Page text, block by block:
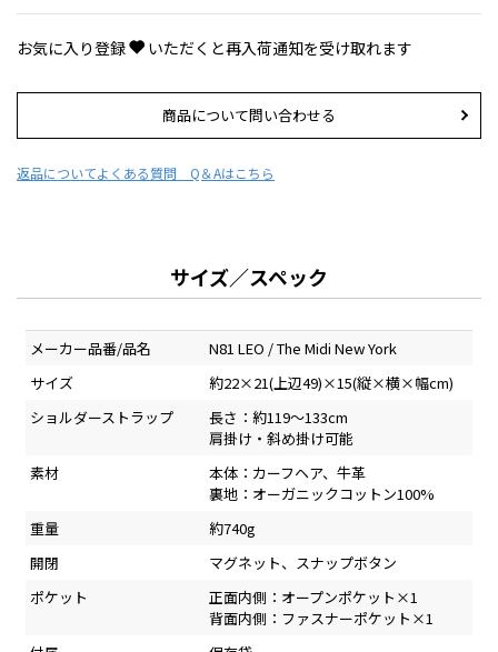
お気に入り登録 いただくと再入荷通知を受け取れます
商品について問い合わせる
返品についてよくある質問 Q＆Aはこちら
サイズ／スペック
メーカー品番/品名
N81 LEO / The Midi New York
サイズ
約22×21(上辺49)×15(縦×横×幅cm)
ショルダーストラップ
長さ：約119～133cm
肩掛け・斜め掛け可能
素材
本体：カーフヘア、牛革
裏地：オーガニックコットン100%
重量
約740g
開閉
マグネット、スナップボタン
ポケット
正面内側：オープンポケット×1
背面内側：ファスナーポケット×1